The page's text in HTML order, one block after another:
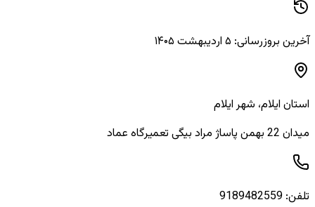
آخرین بروزرسانی: ۵ اردیبهشت ۱۴۰۵
استان ایلام، شهرایلام
میدان 22 بهمن پاساژ مراد بیگی تعمیرگاه عماد
تلفن: 9189482559